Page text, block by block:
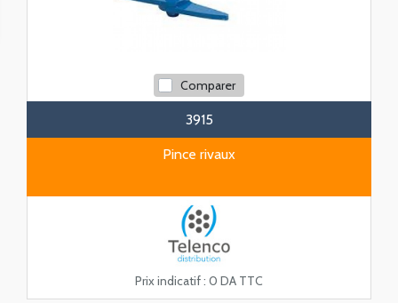
Comparer
3915
Pince rivaux
Prix indicatif : 0 DA TTC